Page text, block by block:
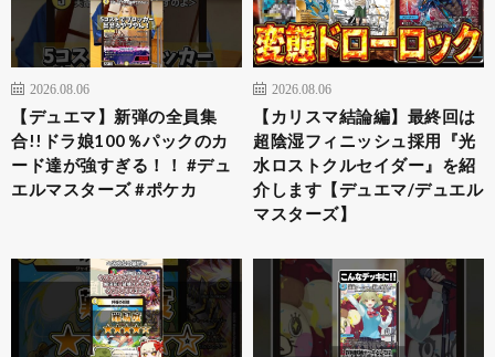
2026.08.06
【デュエマ】新弾の全員集
合!!ドラ娘100％パックのカ
ード達が強すぎる！！ #デュ
エルマスターズ #ポケカ
2026.08.06
【カリスマ結論編】最終回は
超陰湿フィニッシュ採用『光
水ロストクルセイダー』を紹
介します【デュエマ/デュエル
マスターズ】